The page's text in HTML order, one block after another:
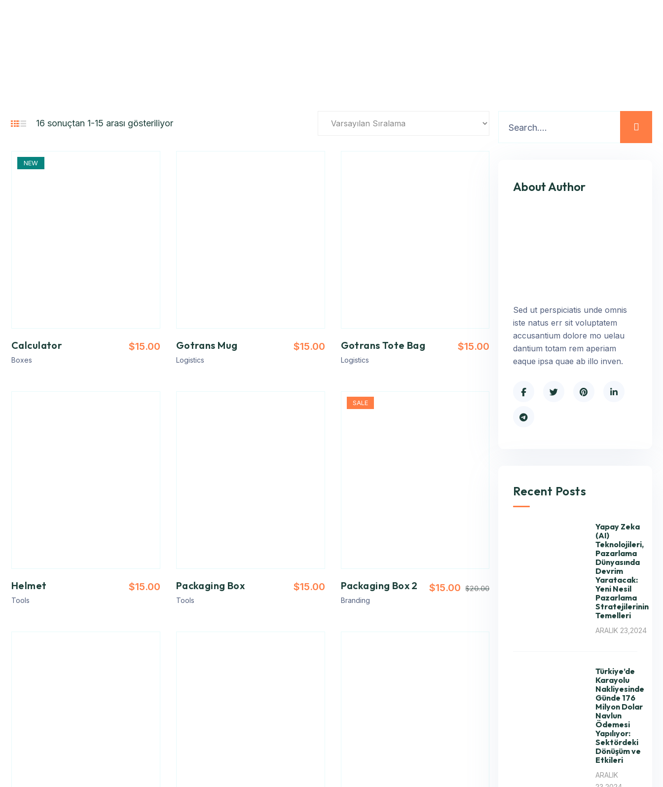
16 sonuçtan 1-15 arası gösteriliyor
NEW
Calculator
Boxes
$15.00 Gotrans Mug
Logistics
$15.00 Gotrans Tote Bag
Logistics
$15.00
Helmet
Tools
$15.00 Packaging Box
Tools
$15.00
SALE
Packaging Box 2
Branding
$20.00
$15.00
About Author
Sed ut perspiciatis unde omnis
iste natus err sit voluptatem
accusantium dolore mo uelau
dantium totam rem aperiam
eaque ipsa quae ab illo inven.
Recent Posts
Yapay Zeka
(AI)
Teknolojileri,
Pazarlama
Dünyasında
Devrim
Yaratacak:
Yeni Nesil
Pazarlama
Stratejilerinin
Temelleri
ARALIK 23,2024
Türkiye’de
Karayolu
Nakliyesinde
Günde 176
Milyon Dolar
Navlun
Ödemesi
Yapılıyor:
Sektördeki
Dönüşüm ve
Etkileri
ARALIK